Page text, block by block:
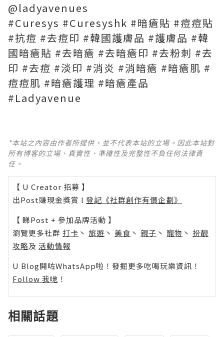
@ladyavenues
#Curesys #Curesyshk #暗瘡貼 #痘痘貼
#抗痘 #去痘印 #韓國護膚品 #護膚品 #韓
國暗瘡貼 #去暗瘡 #去暗瘡印 #去粉刺 #去
印 #去痘 #淡印 #消炎 #消暗瘡 #暗瘡肌 #
痘痘肌 #暗瘡護理 #暗瘡產品
#Ladyavenue
*本站之內容由作者所提供，並不代表本站的立場。因此本站對
所有博客的立場、真實性、準確性及完整性不負任何法律責
任。
【 U Creator 招募 】
出Post賺現金獎賞 l 登記《社群創作有價企劃》
【 睇Post + 參加品牌活動 】
瀏覽更多社群 打卡 丶 旅遊 丶 美食 丶 親子 丶 寵物 丶 扮靚
攻略及 活動情報
U Blog開咗WhatsApp啦！發掘更多吃喝玩樂資訊！
Follow 我哋 ！
相關話題